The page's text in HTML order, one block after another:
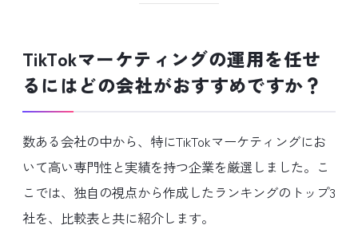
TikTokマーケティングの運用を任せ
るにはどの会社がおすすめですか？
数ある会社の中から、特にTikTokマーケティングにお
いて高い専門性と実績を持つ企業を厳選しました。こ
こでは、独自の視点から作成したランキングのトップ3
社を、比較表と共に紹介します。